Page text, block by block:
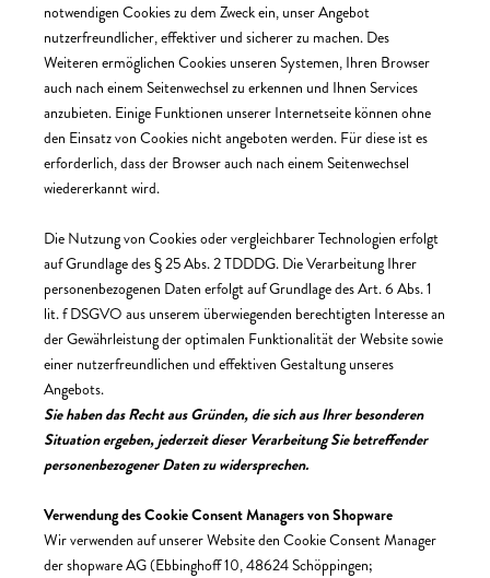
notwendigen Cookies zu dem Zweck ein, unser Angebot
nutzerfreundlicher, effektiver und sicherer zu machen. Des
Weiteren ermöglichen Cookies unseren Systemen, Ihren Browser
auch nach einem Seitenwechsel zu erkennen und Ihnen Services
anzubieten. Einige Funktionen unserer Internetseite können ohne
den Einsatz von Cookies nicht angeboten werden. Für diese ist es
erforderlich, dass der Browser auch nach einem Seitenwechsel
wiedererkannt wird.
Die Nutzung von Cookies oder vergleichbarer Technologien erfolgt
auf Grundlage des § 25 Abs. 2 TDDDG. Die Verarbeitung Ihrer
personenbezogenen Daten erfolgt auf Grundlage des Art. 6 Abs. 1
lit. f DSGVO aus unserem überwiegenden berechtigten Interesse an
der Gewährleistung der optimalen Funktionalität der Website sowie
einer nutzerfreundlichen und effektiven Gestaltung unseres
Angebots.
Sie haben das Recht aus Gründen, die sich aus Ihrer besonderen
Situation ergeben, jederzeit dieser Verarbeitung Sie betreffender
personenbezogener Daten zu widersprechen.
Verwendung des Cookie Consent Managers von Shopware
Wir verwenden auf unserer Website den Cookie Consent Manager
der shopware AG (Ebbinghoff 10, 48624 Schöppingen;